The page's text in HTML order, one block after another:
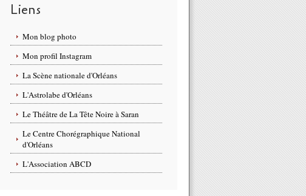
Liens
Mon blog photo
Mon profil Instagram
La Scène nationale d'Orléans
L'Astrolabe d'Orléans
Le Théâtre de La Tête Noire à Saran
Le Centre Chorégraphique National
d'Orléans
L'Association ABCD